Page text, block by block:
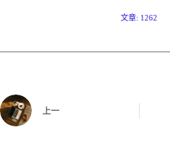
文章: 1262
上一